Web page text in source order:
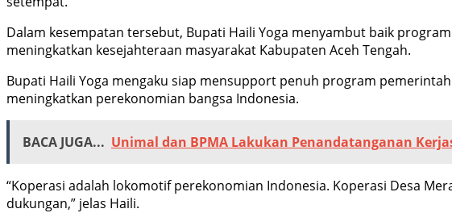
Dalam kesempatan tersebut, Bupati Haili Yoga menyambut baik
meningkatkan kesejahteraan masyarakat Kabupaten Aceh Tengah.
Bupati Haili Yoga mengaku siap mensupport penuh program
meningkatkan perekonomian bangsa Indonesia.
BACA JUGA... Unimal dan BPMA Lakukan Penandatanganan
“Koperasi adalah lokomotif perekonomian Indonesia. Koperasi Desa
dukungan,” jelas Haili.